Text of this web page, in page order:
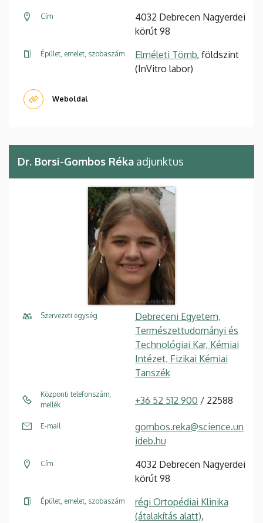
Cím
4032 Debrecen Nagyerdei
körút 98
Épület, emelet, szobaszám Elméleti Tömb, földszint
(InVitro labor)
Weboldal
Dr. Borsi-Gombos Réka adjunktus
Szervezeti egység
Debreceni Egyetem,
Természettudományi és
Technológiai Kar, Kémiai
Intézet, Fizikai Kémiai
Tanszék
Központi telefonszám,
mellék
+36 52 512 900 / 22588
E-mail
gombos.reka@science.un
ideb.hu
Cím
4032 Debrecen Nagyerdei
körút 98
Épület, emelet, szobaszám
régi Ortopédiai Klinika
(átalakítás alatt),